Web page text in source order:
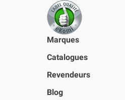
Marques
Catalogues
Revendeurs
Blog